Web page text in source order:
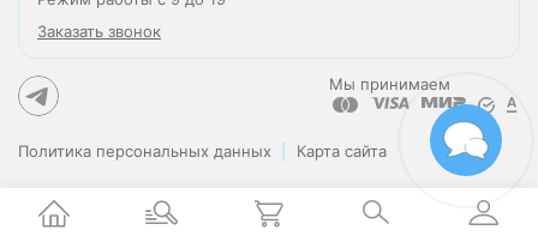
Заказать звонок
Мы принимаем
Политика персональных данных Карта сайта